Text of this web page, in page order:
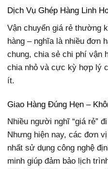
Dịch Vụ Ghép Hàng Linh
Vận chuyển giá rẻ thường
hàng – nghĩa là nhiều đơn
chung, chia sẻ chi phí vận
chia nhỏ và cực kỳ hợp lý
ít.
Giao Hàng Đúng Hẹn –
Nhiều người nghĩ “giá rẻ”
Nhưng hiện nay, các đơn
nhất sử dụng công nghệ
minh giúp đảm bảo lịch